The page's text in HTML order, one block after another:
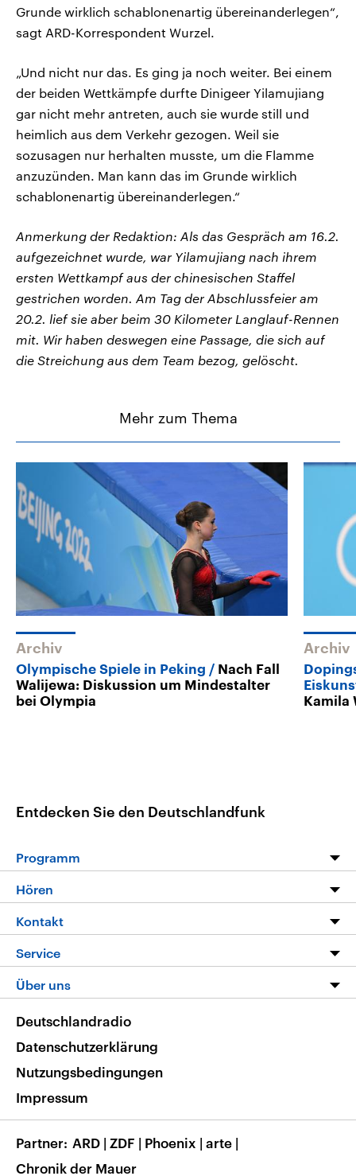
Grunde wirklich schablonenartig übereinanderlegen“,
sagt ARD-Korrespondent Wurzel.
„Und nicht nur das. Es ging ja noch weiter. Bei einem
der beiden Wettkämpfe durfte Dinigeer Yilamujiang
gar nicht mehr antreten, auch sie wurde still und
heimlich aus dem Verkehr gezogen. Weil sie
sozusagen nur herhalten musste, um die Flamme
anzuzünden. Man kann das im Grunde wirklich
schablonenartig übereinanderlegen.“
Anmerkung der Redaktion: Als das Gespräch am 16.2.
aufgezeichnet wurde, war Yilamujiang nach ihrem
ersten Wettkampf aus der chinesischen Staffel
gestrichen worden. Am Tag der Abschlussfeier am
20.2. lief sie aber beim 30 Kilometer Langlauf-Rennen
mit. Wir haben deswegen eine Passage, die sich auf
die Streichung aus dem Team bezog, gelöscht.
Mehr zum Thema
Archiv
Olympische Spiele in Peking
Nach Fall
Walijewa: Diskussion um Mindestalter
bei Olympia
Archiv
Kamila
Entdecken Sie den Deutschlandfunk
Programm
Programm
Die Nachrichten
Nachrichtenleicht
Neue Beiträge auf dlf.de
Hören
Livestream
Podcasts
Deutschlandfunk App
Nachrichten App
Frequenzen
Kontakt
Hörerservice
Service
FAQ
Veranstaltungen
Musikliste
RSS
Über uns
Barrierefreiheit
Deutschlandradio
Datenschutzerklärung
Nutzungsbedingungen
Impressum
Partner ARD | ZDF | Phoenix | arte |
Chronik der Mauer